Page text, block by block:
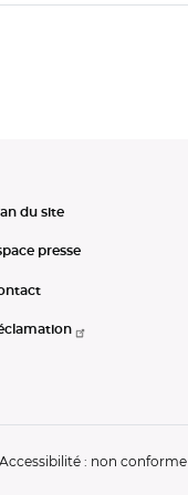
du site
presse
Accessibilité : non conforme